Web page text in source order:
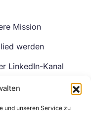
und unseren Service zu
Mission
werden
LinkedIn-Kanal
YouTube-Kanal